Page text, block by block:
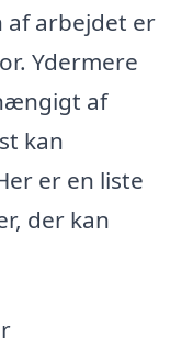
af arbejdet er
Ydermere
af
kan
er en liste
der kan